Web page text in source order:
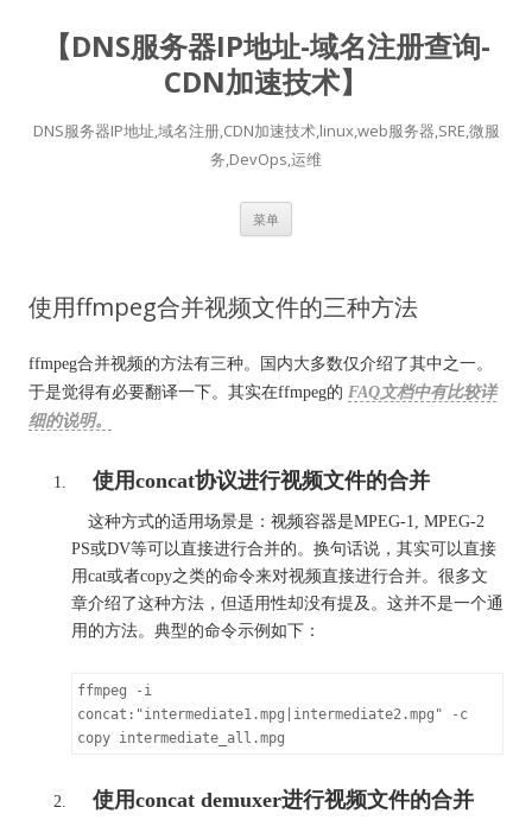
【DNS服务器IP地址-域名注册查询-
CDN加速技术】
DNS服务器IP地址,域名注册,CDN加速技术,linux,web服务器,SRE,微服
务,DevOps,运维
菜单
使用ffmpeg合并视频文件的三种方法
ffmpeg合并视频的方法有三种。国内大多数仅介绍了其中之一。
于是觉得有必要翻译一下。其实在ffmpeg的 FAQ文档中有比较详
细的说明。
使用concat协议进行视频文件的合并
这种方式的适用场景是：视频容器是MPEG-1, MPEG-2
PS或DV等可以直接进行合并的。换句话说，其实可以直接
用cat或者copy之类的命令来对视频直接进行合并。很多文
章介绍了这种方法，但适用性却没有提及。这并不是一个通
用的方法。典型的命令示例如下：
ffmpeg -i
concat:"intermediate1.mpg|intermediate2.mpg" -c
copy intermediate_all.mpg
使用concat demuxer进行视频文件的合并